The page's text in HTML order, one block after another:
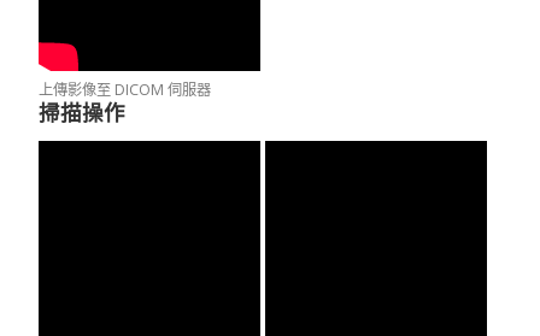
上傳影像至 DICOM 伺服器
掃描操作